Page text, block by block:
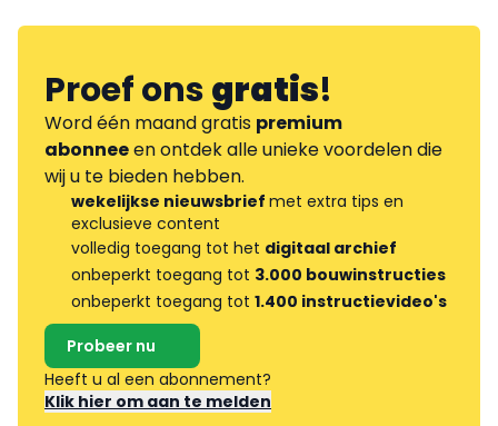
Proef onsgratis!
Word één maand gratis premium
abonneeen ontdek alle unieke voordelen die
wij u te bieden hebben.
wekelijkse nieuwsbrief met extra tips en
exclusieve content
volledig toegang tot het digitaal archief
onbeperkt toegang tot 3.000 bouwinstructies
onbeperkt toegang tot 1.400 instructievideo's
Probeer nu
Heeft u al een abonnement?
Klik hier om aan te melden